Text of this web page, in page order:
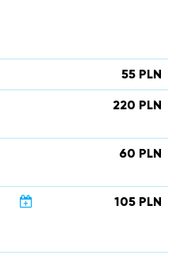
55 PLN
220 PLN
60 PLN
105 PLN